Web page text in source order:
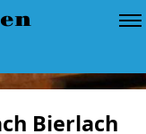
Bierlach